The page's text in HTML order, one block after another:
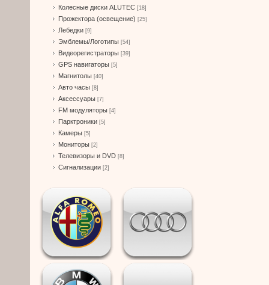
Колесные диски ALUTEC [18]
Прожектора (освещение) [25]
Лебедки [9]
Эмблемы/Логотипы [54]
Видеорегистраторы [39]
GPS навигаторы [5]
Магнитолы [40]
Авто часы [8]
Аксессуары [7]
FM модуляторы [4]
Парктроники [5]
Камеры [5]
Мониторы [2]
Телевизоры и DVD [8]
Сигнализации [2]